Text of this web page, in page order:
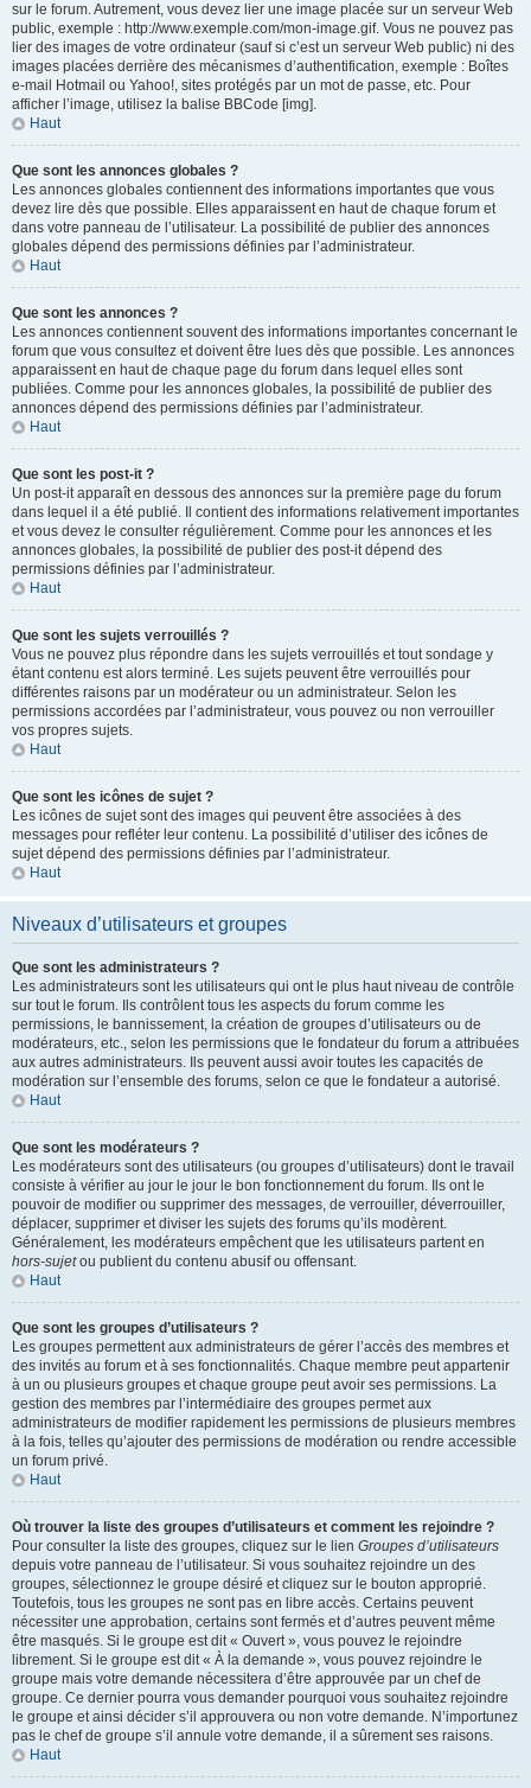
sur le forum. Autrement, vous devez lier une image placée sur un serveur Web
public, exemple : http://www.exemple.com/mon-image.gif. Vous ne pouvez pas
lier des images de votre ordinateur (sauf si c’est un serveur Web public) ni des
images placées derrière des mécanismes d’authentification, exemple : Boîtes
e-mail Hotmail ou Yahoo!, sites protégés par un mot de passe, etc. Pour
afficher l’image, utilisez la balise BBCode [img].
Haut
Que sont les annonces globales ?
Les annonces globales contiennent des informations importantes que vous
devez lire dès que possible. Elles apparaissent en haut de chaque forum et
dans votre panneau de l’utilisateur. La possibilité de publier des annonces
globales dépend des permissions définies par l’administrateur.
Haut
Que sont les annonces ?
Les annonces contiennent souvent des informations importantes concernant le
forum que vous consultez et doivent être lues dès que possible. Les annonces
apparaissent en haut de chaque page du forum dans lequel elles sont
publiées. Comme pour les annonces globales, la possibilité de publier des
annonces dépend des permissions définies par l’administrateur.
Haut
Que sont les post-it ?
Un post-it apparaît en dessous des annonces sur la première page du forum
dans lequel il a été publié. Il contient des informations relativement importantes
et vous devez le consulter régulièrement. Comme pour les annonces et les
annonces globales, la possibilité de publier des post-it dépend des
permissions définies par l’administrateur.
Haut
Que sont les sujets verrouillés ?
Vous ne pouvez plus répondre dans les sujets verrouillés et tout sondage y
étant contenu est alors terminé. Les sujets peuvent être verrouillés pour
différentes raisons par un modérateur ou un administrateur. Selon les
permissions accordées par l’administrateur, vous pouvez ou non verrouiller
vos propres sujets.
Haut
Que sont les icônes de sujet ?
Les icônes de sujet sont des images qui peuvent être associées à des
messages pour refléter leur contenu. La possibilité d’utiliser des icônes de
sujet dépend des permissions définies par l’administrateur.
Haut
Niveaux d’utilisateurs et groupes
Que sont les administrateurs ?
Les administrateurs sont les utilisateurs qui ont le plus haut niveau de contrôle
sur tout le forum. Ils contrôlent tous les aspects du forum comme les
permissions, le bannissement, la création de groupes d’utilisateurs ou de
modérateurs, etc., selon les permissions que le fondateur du forum a attribuées
aux autres administrateurs. Ils peuvent aussi avoir toutes les capacités de
modération sur l’ensemble des forums, selon ce que le fondateur a autorisé.
Haut
Que sont les modérateurs ?
Les modérateurs sont des utilisateurs (ou groupes d’utilisateurs) dont le travail
consiste à vérifier au jour le jour le bon fonctionnement du forum. Ils ont le
pouvoir de modifier ou supprimer des messages, de verrouiller, déverrouiller,
déplacer, supprimer et diviser les sujets des forums qu’ils modèrent.
Généralement, les modérateurs empêchent que les utilisateurs partent en
hors-sujetou publient du contenu abusif ou offensant.
Haut
Que sont les groupes d’utilisateurs ?
Les groupes permettent aux administrateurs de gérer l’accès des membres et
des invités au forum et à ses fonctionnalités. Chaque membre peut appartenir
à un ou plusieurs groupes et chaque groupe peut avoir ses permissions. La
gestion des membres par l’intermédiaire des groupes permet aux
administrateurs de modifier rapidement les permissions de plusieurs membres
à la fois, telles qu’ajouter des permissions de modération ou rendre accessible
un forum privé.
Haut
Où trouver la liste des groupes d’utilisateurs et comment les rejoindre ?
Pour consulter la liste des groupes, cliquez sur le lien Groupes d’utilisateurs
depuis votre panneau de l’utilisateur. Si vous souhaitez rejoindre un des
groupes, sélectionnez le groupe désiré et cliquez sur le bouton approprié.
Toutefois, tous les groupes ne sont pas en libre accès. Certains peuvent
nécessiter une approbation, certains sont fermés et d’autres peuvent même
être masqués. Si le groupe est dit « Ouvert », vous pouvez le rejoindre
librement. Si le groupe est dit « À la demande », vous pouvez rejoindre le
groupe mais votre demande nécessitera d’être approuvée par un chef de
groupe. Ce dernier pourra vous demander pourquoi vous souhaitez rejoindre
le groupe et ainsi décider s’il approuvera ou non votre demande. N’importunez
pas le chef de groupe s’il annule votre demande, il a sûrement ses raisons.
Haut